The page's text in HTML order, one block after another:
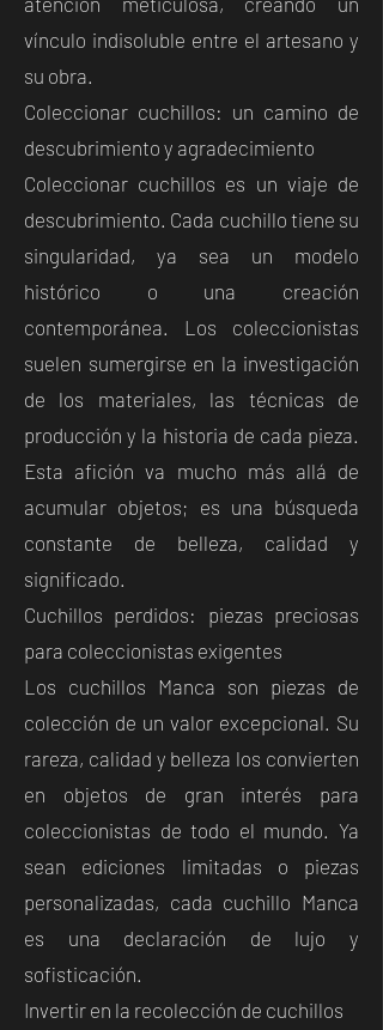
vínculo indisoluble entre el artesano y
su obra.
Coleccionar cuchillos: un camino de
descubrimiento y agradecimiento
Coleccionar cuchillos es un viaje de
descubrimiento. Cada cuchillo tiene su
singularidad, ya sea un modelo
histórico o una creación
contemporánea. Los coleccionistas
suelen sumergirse en la investigación
de los materiales, las técnicas de
producción y la historia de cada pieza.
Esta afición va mucho más allá de
acumular objetos; es una búsqueda
constante de belleza, calidad y
significado.
Cuchillos perdidos: piezas preciosas
para coleccionistas exigentes
Los cuchillos Manca son piezas de
colección de un valor excepcional. Su
rareza, calidad y belleza los convierten
en objetos de gran interés para
coleccionistas de todo el mundo. Ya
sean ediciones limitadas o piezas
personalizadas, cada cuchillo Manca
es una declaración de lujo y
sofisticación.
Invertir en la recolección de cuchillos